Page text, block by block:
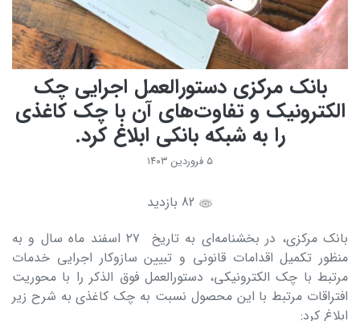
بانک مرکزی دستورالعمل اجرایی چک
الکترونیک و تفاوت‌های آن با چک کاغذی
را به شبکه بانکی ابلاغ کرد.
۵ فروردین ۱۴۰۳
بانک مرکزی، در بخشنامه‌ای به تاریخ ۲۷ اسفند ماه سال و به
منظور تکمیل اقدامات قانونی و تبیین سازوکار اجرایی خدمات
مرتبط با چک الکترونیکی، دستورالعمل فوق الذکر را با محوریت
افتراقات مرتبط با این محصول نسبت به چک کاغذی به شرح زیر
ابلاغ کرد: